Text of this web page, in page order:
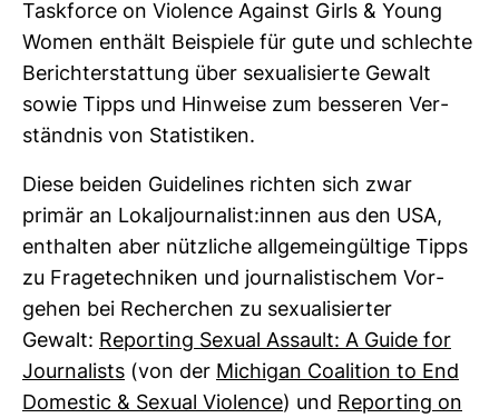
Task­force on Vio­lence Against Girls & Young
Women ent­hält Bei­spiele für gute und schlechte
Bericht­erstat­tung über sexua­li­sierte Gewalt
sowie Tipps und Hin­weise zum bes­seren Ver­
ständnis von Sta­tis­tiken.
Diese beiden Gui­de­lines richten sich zwar
primär an Lokal­jour­na­list:innen aus den USA,
ent­halten aber nütz­liche all­ge­mein­gül­tige Tipps
zu Fra­ge­tech­niken und jour­na­lis­ti­schem Vor­
gehen bei Recher­chen zu sexua­li­sierter
Gewalt: Repor­ting Sexual Assault: A Guide for
Jour­na­lists (von der Michigan Coali­tion to End
Dome­stic & Sexual Vio­lence) und Repor­ting on